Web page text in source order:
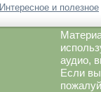
Интересное и полезное
аудио,
Если вы